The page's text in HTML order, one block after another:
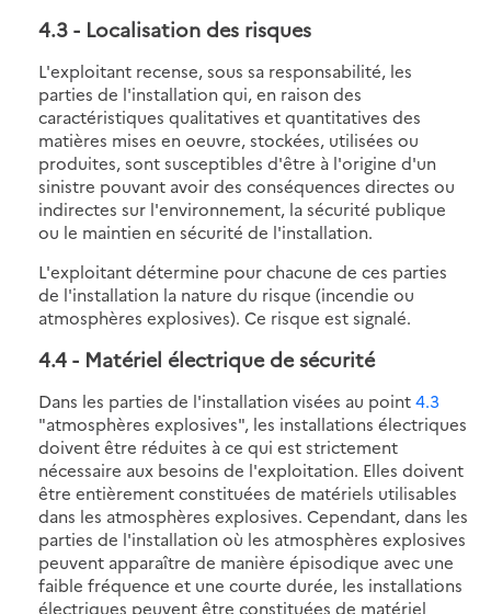
4.3 - Localisation des risques
L'exploitant recense, sous sa responsabilité, les
parties de l'installation qui, en raison des
caractéristiques qualitatives et quantitatives des
matières mises en oeuvre, stockées, utilisées ou
produites, sont susceptibles d'être à l'origine d'un
sinistre pouvant avoir des conséquences directes ou
indirectes sur l'environnement, la sécurité publique
ou le maintien en sécurité de l'installation.
L'exploitant détermine pour chacune de ces parties
de l'installation la nature du risque (incendie ou
atmosphères explosives). Ce risque est signalé.
4.4 - Matériel électrique de sécurité
Dans les parties de l'installation visées au point4.3
"atmosphères explosives", les installations électriques
doivent être réduites à ce qui est strictement
nécessaire aux besoins de l'exploitation. Elles doivent
être entièrement constituées de matériels utilisables
dans les atmosphères explosives. Cependant, dans les
parties de l'installation où les atmosphères explosives
peuvent apparaître de manière épisodique avec une
faible fréquence et une courte durée, les installations
électriques peuvent être constituées de matériel